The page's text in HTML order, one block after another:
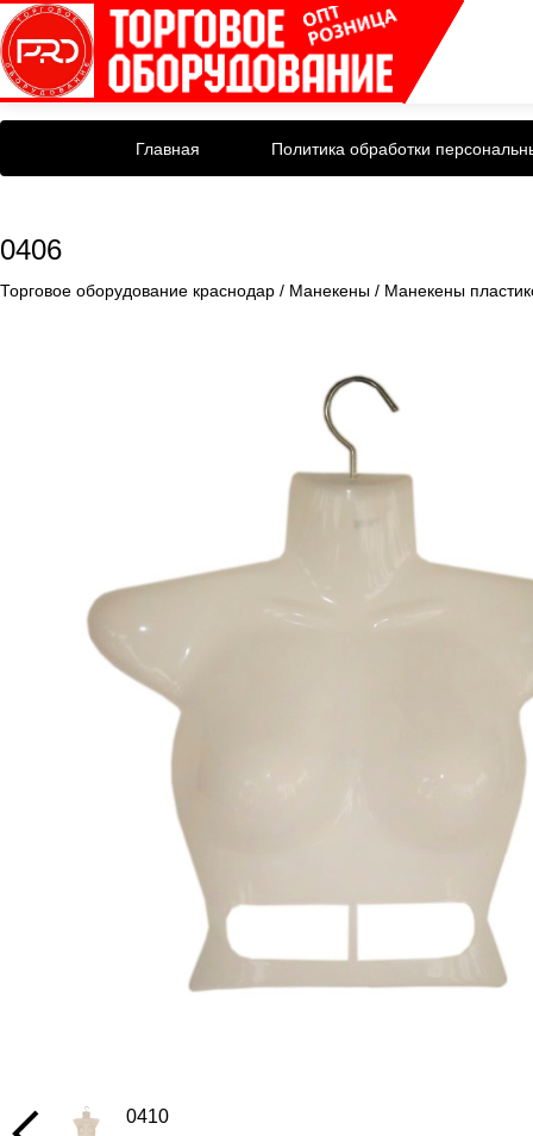
Главная Политика обработки
0406
Торговое оборудование краснодар / Манекены / Манекены
0410